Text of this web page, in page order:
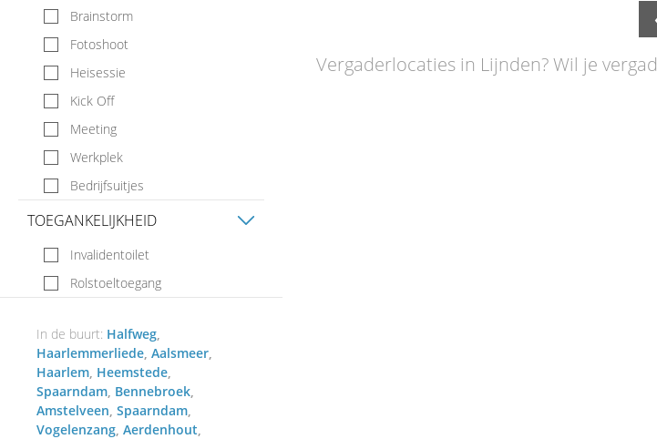
Brainstorm
Fotoshoot
Heisessie
Kick Off
Meeting
Werkplek
Bedrijfsuitjes
TOEGANKELIJKHEID
Invalidentoilet
Rolstoeltoegang
In de buurt: Halfweg
Haarlemmerliede Aalsmeer
Haarlem Heemstede
Spaarndam Bennebroek
Amstelveen Spaarndam
Vogelenzang Aerdenhout
Vergaderlocaties in Lijnden? Wil je